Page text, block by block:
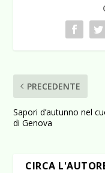
PRECEDENTE
Sapori d’autunno nel
di Genova
CIRCA